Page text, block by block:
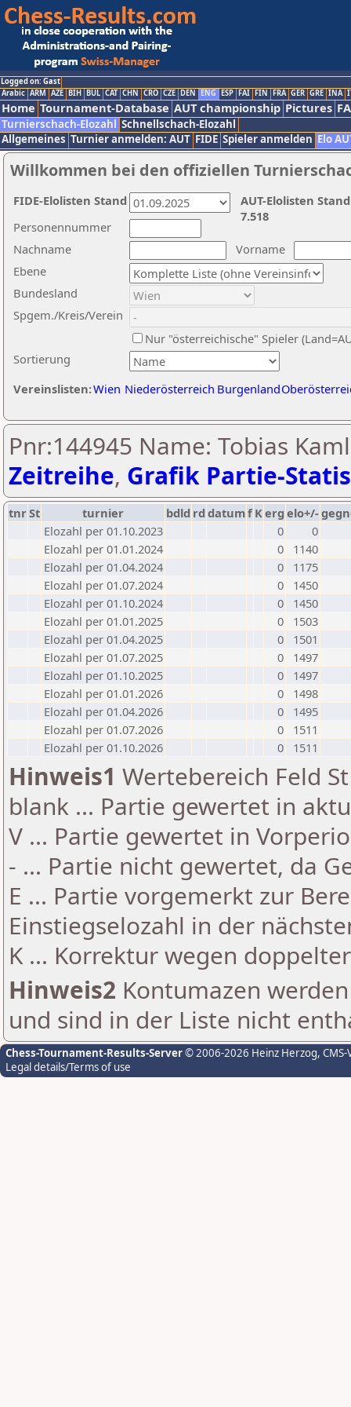
Logged on: Gast
Arabic ARM AZE BIH BUL CAT CHN CRO CZE DEN ENG ESP FAI FIN FRA GER GRE INA
Home Tournament-Database AUT championship Pictures
Turnierschach-Elozahl Schnellschach-Elozahl
Allgemeines Turnier anmelden: AUT FIDE Spieler anmelden Elo
Willkommen bei den offiziellen
Nachname
Vorname
Ebene
Sortierung
Personennummer
Bundesland
Spgem./Kreis/Verein
Nur "österreichische" Spieler
Vereinslisten:Wien Niederösterreich Burgenland
AUT-Elolisten
7.518
FIDE-Elolisten Stand
Pnr:144945 Name: Tobias
Zeitreihe, Grafik Partie-
tnrSt turnier bdld rd datumf Kerg elo+/-
Elozahl per 01.10.2023
0
0
Elozahl per 01.01.2024
0
1140
Elozahl per 01.04.2024
0
1175
Elozahl per 01.07.2024
0
1450
Elozahl per 01.10.2024
0
1450
Elozahl per 01.01.2025
0
1503
Elozahl per 01.04.2025
0
1501
Elozahl per 01.07.2025
0
1497
Elozahl per 01.10.2025
0
1497
Elozahl per 01.01.2026
0
1498
Elozahl per 01.04.2026
0
1495
Elozahl per 01.07.2026
0
1511
Elozahl per 01.10.2026
0 1511
Hinweis1 Wertebereich Feld
blank ... Partie gewertet in
V ... Partie gewertet in
- ... Partie nicht gewertet, da
E ... Partie vorgemerkt zur
Einstiegselozahl in der
K ... Korrektur wegen
Hinweis2 Kontumazen
und sind in der Liste nicht
Chess-Tournament-Results-Server© 2006-2026 Heinz Herzog,
Legal details/Terms of use